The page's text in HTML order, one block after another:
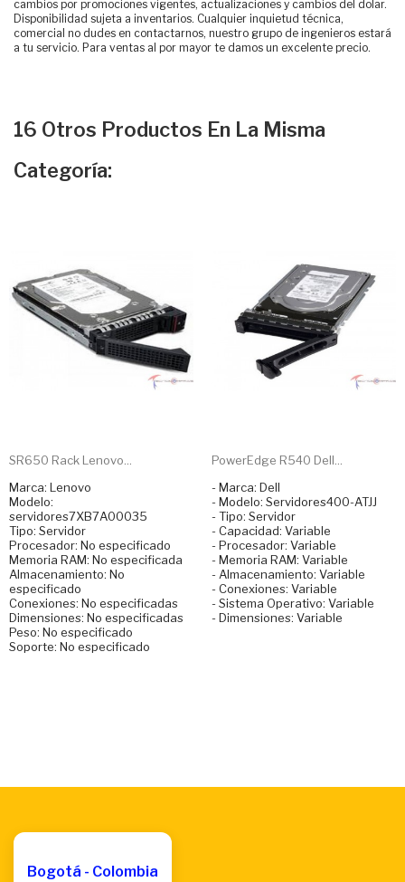
cambios por promociones vigentes, actualizaciones y cambios del dolar.
Disponibilidad sujeta a inventarios. Cualquier inquietud técnica,
comercial no dudes en contactarnos, nuestro grupo de ingenieros estará
a tu servicio. Para ventas al por mayor te damos un excelente precio.
16 Otros Productos En La Misma
Categoría:
SR650 Rack Lenovo...
Marca: Lenovo
Modelo:
servidores7XB7A00035
Tipo: Servidor
Procesador: No especificado
Memoria RAM: No especificada
Almacenamiento: No
especificado
Conexiones: No especificadas
Dimensiones: No especificadas
Peso: No especificado
Soporte: No especificado
PowerEdge R540 Dell...
- Marca: Dell
- Modelo: Servidores400-ATJJ
- Tipo: Servidor
- Capacidad: Variable
- Procesador: Variable
- Memoria RAM: Variable
- Almacenamiento: Variable
- Conexiones: Variable
- Sistema Operativo: Variable
- Dimensiones: Variable
Bogotá - Colombia